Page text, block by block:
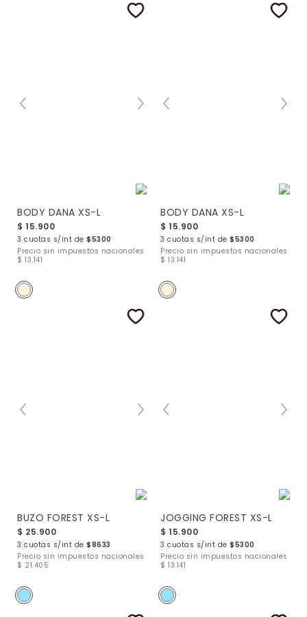
BODY DANA XS-L
$ 15.900
3 cuotas s/int de $5300
Precio sin impuestos nacionales
$ 13.141
BODY DANA XS-L
$ 15.900
3 cuotas s/int de $5300
Precio sin impuestos nacionales
$ 13.141
BUZO FOREST XS-L
$ 25.900
3 cuotas s/int de $8633
Precio sin impuestos nacionales
$ 21.405
JOGGING FOREST XS-L
$ 15.900
3 cuotas s/int de $5300
Precio sin impuestos nacionales
$ 13.141